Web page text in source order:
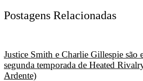
Postagens Relacionadas
Justice Smith e Charlie Gillespie são
segunda temporada de Heated
Ardente)